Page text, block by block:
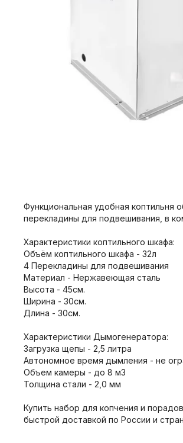
Функциональная удобная коптильня
перекладины для подвешивания, в
Характеристики коптильного шкафа:
Объём коптильного шкафа - 32л
4 Перекладины для подвешивания
Материал - Нержавеющая сталь
Высота - 45см.
Ширина - 30см.
Длина - 30см.
Характеристики Дымогенератора:
Загрузка щепы - 2,5 литра
Автономное время дымления - не
Объем камеры - до 8 м3
Толщина стали - 2,0 мм
Купить набор для копчения и
быстрой доставкой по России и